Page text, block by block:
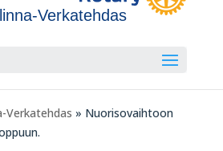
Verkatehdas
Verkatehdas » Nuorisovaihtoon